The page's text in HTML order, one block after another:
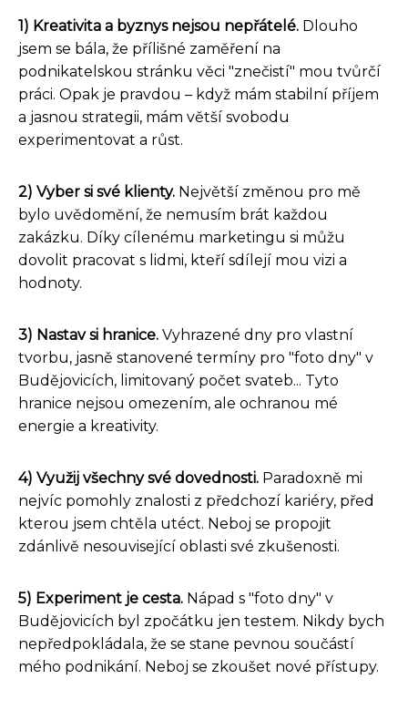
1) Kreativita a byznys nejsou nepřátelé. Dlouho
jsem se bála, že přílišné zaměření na
podnikatelskou stránku věci "znečistí" mou tvůrčí
práci. Opak je pravdou – když mám stabilní příjem
a jasnou strategii, mám větší svobodu
experimentovat a růst.
2) Vyber si své klienty. Největší změnou pro mě
bylo uvědomění, že nemusím brát každou
zakázku. Díky cílenému marketingu si můžu
dovolit pracovat s lidmi, kteří sdílejí mou vizi a
hodnoty.
3) Nastav si hranice. Vyhrazené dny pro vlastní
tvorbu, jasně stanovené termíny pro "foto dny" v
Budějovicích, limitovaný počet svateb... Tyto
hranice nejsou omezením, ale ochranou mé
energie a kreativity.
4) Využij všechny své dovednosti. Paradoxně mi
nejvíc pomohly znalosti z předchozí kariéry, před
kterou jsem chtěla utéct. Neboj se propojit
zdánlivě nesouvisející oblasti své zkušenosti.
5) Experiment je cesta. Nápad s "foto dny" v
Budějovicích byl zpočátku jen testem. Nikdy bych
nepředpokládala, že se stane pevnou součástí
mého podnikání. Neboj se zkoušet nové přístupy.